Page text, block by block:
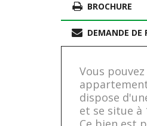
BROCHURE
DEMANDE DE
Vous
dispose
et se situe à